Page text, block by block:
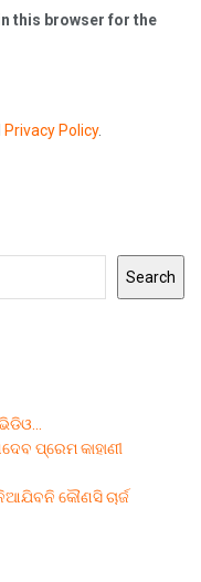
this browser for the
Privacy Policy.
Search
ପ୍ରେମ କାହାଣୀ
କୌଣସି ଚାର୍ଜ